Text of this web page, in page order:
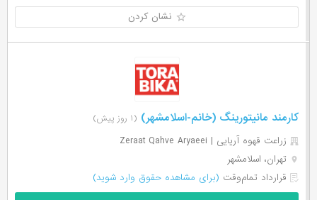
نشان کردن
کارمند مانیتورینگ (خانم-اسلامشهر) (۱ روز پیش)
زراعت قهوه آریایی | Zeraat Qahve Aryaeei
تهران، اسلامشهر
قرارداد تمام‌وقت (برای مشاهده حقوق وارد شوید)